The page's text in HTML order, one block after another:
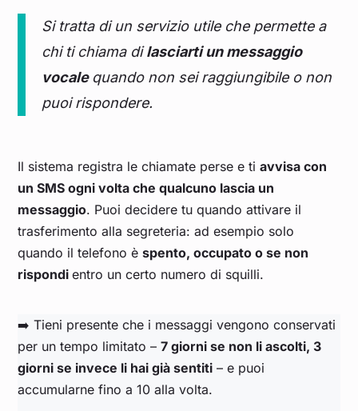
Si tratta di un servizio utile che permette a
chi ti chiama dilasciarti un messaggio
vocale quando non sei raggiungibile o non
puoi rispondere.
Il sistema registra le chiamate perse e tiavvisa con
un SMS ogni volta che qualcuno lascia un
messaggio. Puoi decidere tu quando attivare il
trasferimento alla segreteria: ad esempio solo
quando il telefono èspento, occupato o se non
rispondientro un certo numero di squilli.
➡️ Tieni presente che i messaggi vengono conservati
per un tempo limitato –7 giorni se non li ascolti, 3
giorni se invece li hai già sentiti – e puoi
accumularne fino a 10 alla volta.